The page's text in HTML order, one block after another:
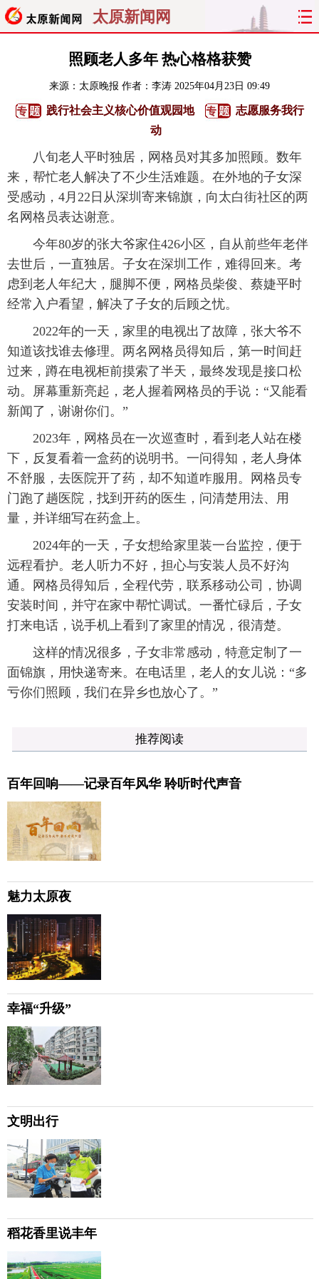
太原新闻网
聚焦 太原
经济 关注 文明 出行
旅游 理财 政务 教育
看天下 晋月读 最太原 网罗民生
照顾老人多年 热心格格获赞
来源： 太原晚报 作者：李涛 2025年04月23日 09:49
践行社会主义核心价值观园地
志愿服务我行
动
八旬老人平时独居，网格员对其多加照顾。数年
来，帮忙老人解决了不少生活难题。在外地的子女深
受感动，4月22日从深圳寄来锦旗，向太白街社区的两
名网格员表达谢意。
今年80岁的张大爷家住426小区，自从前些年老伴
去世后，一直独居。子女在深圳工作，难得回来。考
虑到老人年纪大，腿脚不便，网格员柴俊、蔡婕平时
经常入户看望，解决了子女的后顾之忧。
2022年的一天，家里的电视出了故障，张大爷不
知道该找谁去修理。两名网格员得知后，第一时间赶
过来，蹲在电视柜前摸索了半天，最终发现是接口松
动。屏幕重新亮起，老人握着网格员的手说：“又能看
新闻了，谢谢你们。”
2023年，网格员在一次巡查时，看到老人站在楼
下，反复看着一盒药的说明书。一问得知，老人身体
不舒服，去医院开了药，却不知道咋服用。网格员专
门跑了趟医院，找到开药的医生，问清楚用法、用
量，并详细写在药盒上。
2024年的一天，子女想给家里装一台监控，便于
远程看护。老人听力不好，担心与安装人员不好沟
通。网格员得知后，全程代劳，联系移动公司，协调
安装时间，并守在家中帮忙调试。一番忙碌后，子女
打来电话，说手机上看到了家里的情况，很清楚。
这样的情况很多，子女非常感动，特意定制了一
面锦旗，用快递寄来。在电话里，老人的女儿说：“多
亏你们照顾，我们在异乡也放心了。”
推荐阅读
百年回响——记录百年风华 聆听时代声音
魅力太原夜
幸福“升级”
文明出行
稻花香里说丰年